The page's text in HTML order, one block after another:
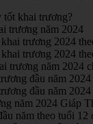
khai trương?
trương năm 2024
trương 2024
trương 2024
trương năm 2024
đầu năm 2024
đầu năm 2024
năm 2024 Giáp
năm theo tuổi 12